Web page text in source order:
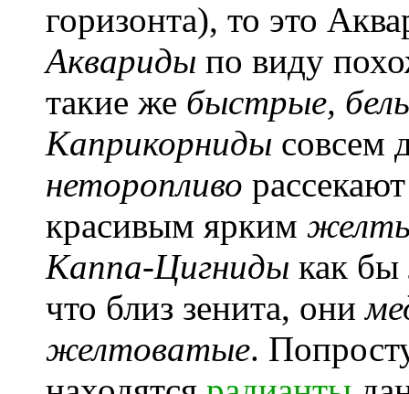
горизонта), то это
Аквариды по виду
такие же быстрые,
Каприкорниды совсем
неторопливо
красивым ярким
Каппа-Цигниды как бы
что близ зенита, они
желтоватые.